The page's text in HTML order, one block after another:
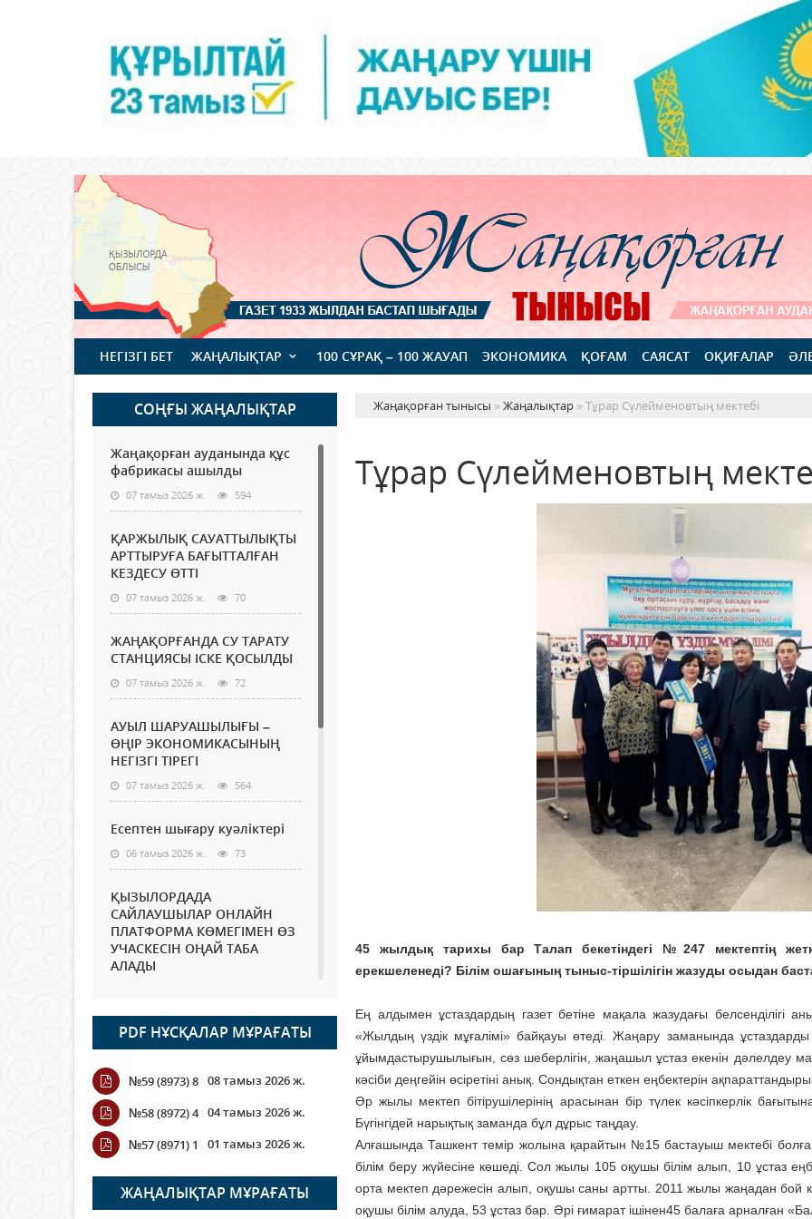
НЕГІЗГІ БЕТ ЖАҢАЛЫҚТАР 100 СҰРАҚ – 100 ЖАУАП ЭКОНОМИКА ҚОҒАМ САЯСАТ ОҚИҒАЛАР
СОҢҒЫ ЖАҢАЛЫҚТАР
Жаңақорған ауданында құс
фабрикасы ашылды
07 тамыз 2026 ж. 594
ҚАРЖЫЛЫҚ САУАТТЫЛЫҚТЫ
АРТТЫРУҒА БАҒЫТТАЛҒАН
КЕЗДЕСУ ӨТТІ
07 тамыз 2026 ж. 70
ЖАҢАҚОРҒАНДА СУ ТАРАТУ
СТАНЦИЯСЫ ІСКЕ ҚОСЫЛДЫ
07 тамыз 2026 ж. 72
АУЫЛ ШАРУАШЫЛЫҒЫ –
ӨҢІР ЭКОНОМИКАСЫНЫҢ
НЕГІЗГІ ТІРЕГІ
07 тамыз 2026 ж. 564
Есептен шығару куәліктері
06 тамыз 2026 ж. 73
ҚЫЗЫЛОРДАДА
САЙЛАУШЫЛАР ОНЛАЙН
ПЛАТФОРМА КӨМЕГІМЕН ӨЗ
УЧАСКЕСІН ОҢАЙ ТАБА
АЛАДЫ
Open Air: Қызылорда
облысы полиция
департаменті 20 мыңнан
астам көрерменнің
қауіпсіздігін қамтамасыз етті
ҚАЛАЙ ӨТЕДІ?
06 тамыз 2026 ж. 264
PDF НҰСҚАЛАР МҰРАҒАТЫ
№59 (8973) 8 08 тамыз 2026 ж.
№58 (8972) 4 04 тамыз 2026 ж.
№57 (8971) 1
01 тамыз 2026 ж.
ЖАҢАЛЫҚТАР МҰРАҒАТЫ
Жаңақорған тынысы »Жаңалықтар » Тұрар Сүлейменовтың мектебі
Тұрар Сүлейменовтың
45 жылдық тарихы бар Талап бекетіндегі №247 мектептің
ерекшеленеді? Білім ошағының тыныс-тіршілігін жазуды осыдан
Ең алдымен ұстаздардың газет бетіне мақала жазудағы
«Жылдың үздік мұғалімі» байқауы өтеді. Жаңару заманында
ұйымдастырушылығын, сөз шеберлігін, жаңашыл ұстаз екенін дәлел­деу
кәсіби деңгейін өсіретіні анық. Сондықтан еткен еңбектерін
Әр жылы мектеп бітірушілерінің арасынан бір түлек кәсіпкерлік
Бүгінгідей нарықтық заманда бұл дұрыс таңдау.
Алғашында Ташкент темір жолына қарайтын №15 бастауыш мектебі
білім беру жүйесіне көшеді. Сол жылы 105 оқушы білім алып, 10 ұстаз
орта мектеп дәрежесін алып, оқушы саны артты. 2011 жылы жаңадан бой
оқушы білім алуда, 53 ұстаз бар. Әрі ғимарат ішінен45 балаға арналған